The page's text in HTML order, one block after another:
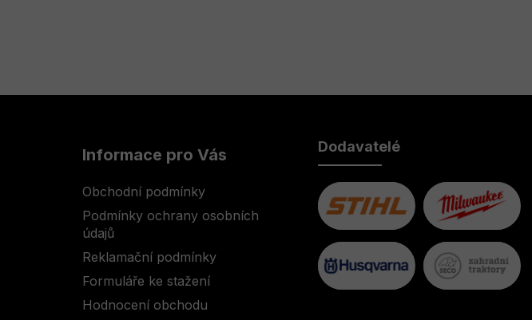
Informace pro Vás
Obchodní podmínky
Podmínky ochrany osobních
údajů
Reklamační podmínky
Formuláře ke stažení
Hodnocení obchodu
Dodavatelé